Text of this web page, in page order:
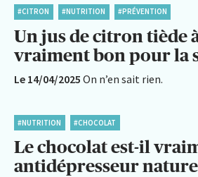
#CITRON #NUTRITION #PRÉVENTION
Un jus de citron tiède
vraiment bon pour la
Le 14/04/2025 On n’en sait rien.
#NUTRITION #CHOCOLAT
Le chocolat est-il
antidépresseur